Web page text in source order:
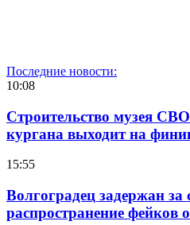
Последние новости:
10:08
Строительство музея
кургана выходит на
15:55
Волгоградец задержан за
распространение